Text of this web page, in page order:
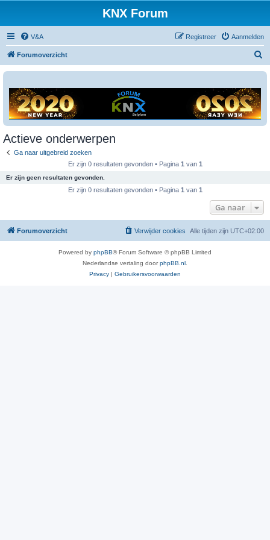
KNX Forum
V&A Aanmelden
Registreer
Forumoverzicht
Actieve onderwerpen
Ga naar uitgebreid zoeken
Er zijn 0 resultaten gevonden • Pagina 1 van 1
Er zijn geen resultaten gevonden.
Er zijn 0 resultaten gevonden • Pagina 1 van 1
Ga naar
Forumoverzicht Alle tijden zijn UTC+02:00
Verwijder cookies
Powered by phpBB® Forum Software © phpBB Limited
Nederlandse vertaling doorphpBB.nl
Privacy | Gebruikersvoorwaarden